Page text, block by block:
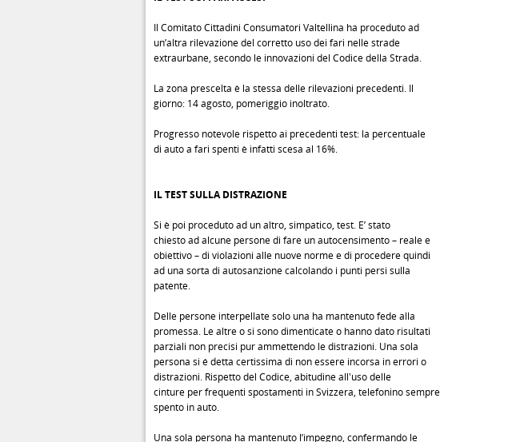
Il Comitato Cittadini Consumatori Valtellina ha proceduto ad
un’altra rilevazione del corretto uso dei fari nelle strade
extraurbane, secondo le innovazioni del Codice della Strada.
La zona prescelta è la stessa delle rilevazioni precedenti. Il
giorno: 14 agosto, pomeriggio inoltrato.
Progresso notevole rispetto ai precedenti test: la percentuale
di auto a fari spenti è infatti scesa al 16%.
IL TEST SULLA DISTRAZIONE
Si è poi proceduto ad un altro, simpatico, test. E’ stato
chiesto ad alcune persone di fare un autocensimento – reale e
obiettivo – di violazioni alle nuove norme e di procedere quindi
ad una sorta di autosanzione calcolando i punti persi sulla
patente.
Delle persone interpellate solo una ha mantenuto fede alla
promessa. Le altre o si sono dimenticate o hanno dato risultati
parziali non precisi pur ammettendo le distrazioni. Una sola
persona si é detta certissima di non essere incorsa in errori o
distrazioni. Rispetto del Codice, abitudine all'uso delle
cinture per frequenti spostamenti in Svizzera, telefonino sempre
spento in auto.
Una sola persona ha mantenuto l’impegno, confermando le